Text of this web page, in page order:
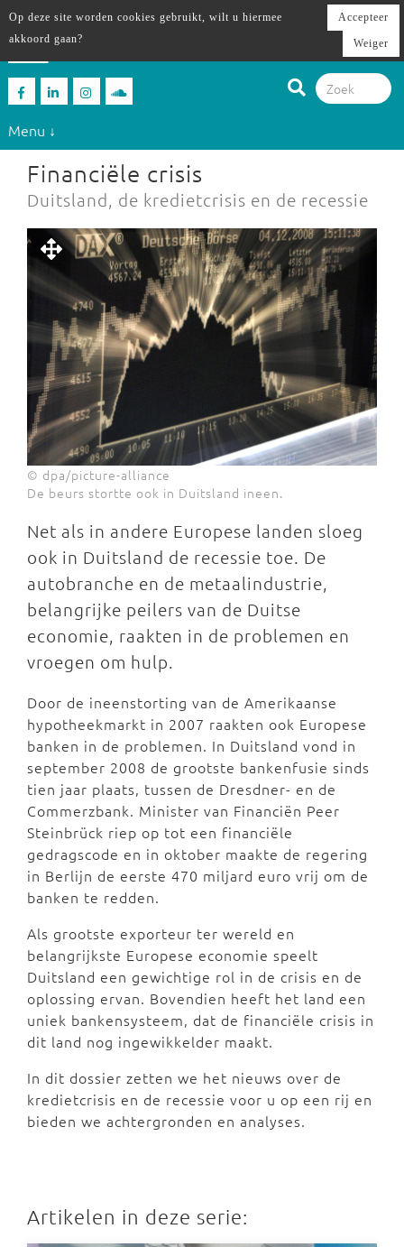
Menu ↓
Financiële crisis
Duitsland, de kredietcrisis en de recessie
© dpa/picture-alliance
De beurs stortte ook in Duitsland ineen.
Net als in andere Europese landen sloeg
ook in Duitsland de recessie toe. De
autobranche en de metaalindustrie,
belangrijke peilers van de Duitse
economie, raakten in de problemen en
vroegen om hulp.
Door de ineenstorting van de Amerikaanse
hypotheekmarkt in 2007 raakten ook Europese
banken in de problemen. In Duitsland vond in
september 2008 de grootste bankenfusie sinds
tien jaar plaats, tussen de Dresdner- en de
Commerzbank. Minister van Financiën Peer
Steinbrück riep op tot een financiële
gedragscode en in oktober maakte de regering
in Berlijn de eerste 470 miljard euro vrij om de
banken te redden.
Als grootste exporteur ter wereld en
belangrijkste Europese economie speelt
Duitsland een gewichtige rol in de crisis en de
oplossing ervan. Bovendien heeft het land een
uniek bankensysteem, dat de financiële crisis in
dit land nog ingewikkelder maakt.
In dit dossier zetten we het nieuws over de
kredietcrisis en de recessie voor u op een rij en
bieden we achtergronden en analyses.
Artikelen in deze serie:
Op deze site worden cookies gebruikt, wilt u hiermee
akkoord gaan?
Accepteer
Weiger